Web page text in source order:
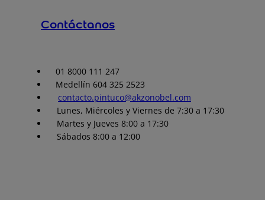
Contáctanos
01 8000 111 247
Medellín 604 325 2523
contacto.pintuco@akzonobel.com
Lunes, Miércoles y Viernes de 7:30 a 17:30
Martes y Jueves 8:00 a 17:30
Sábados 8:00 a 12:00